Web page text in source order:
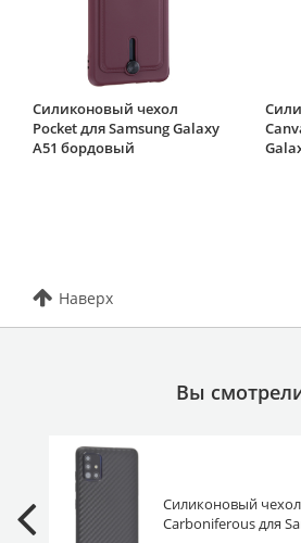
Силиконовый чехол
Pocket для Samsung Galaxy
A51 бордовый
Наверх
Вы
Силиконовый чехол
Carboniferous для